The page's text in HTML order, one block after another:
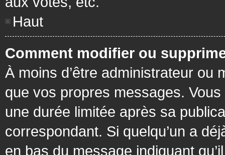
Haut
Comment modifier ou
À moins d’être administrateur ou
que vos propres messages.
une durée limitée après sa
correspondant. Si quelqu’un a
en bas du message indiquant